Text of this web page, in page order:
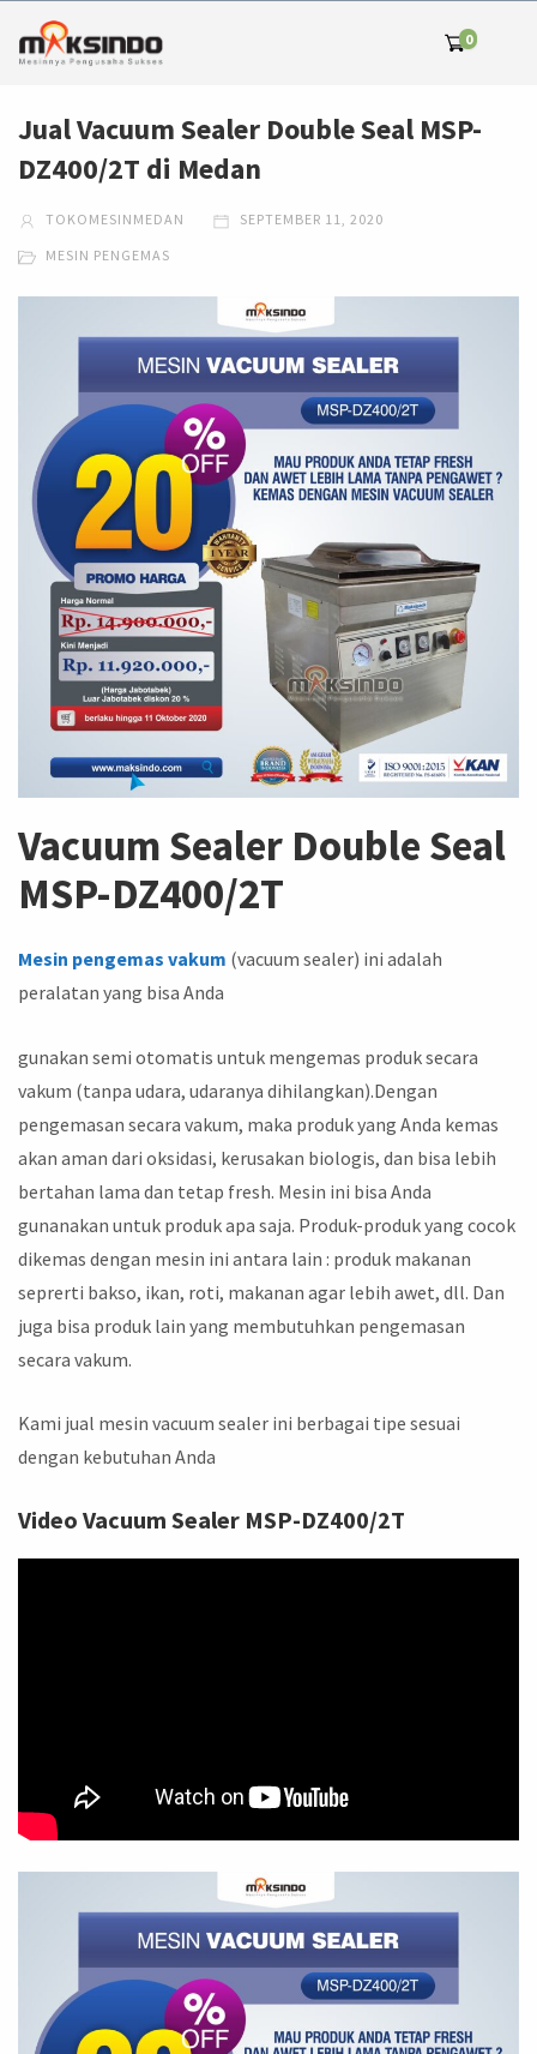
0
Jual Vacuum Sealer Double Seal MSP-
DZ400/2T di Medan
TOKOMESINMEDAN SEPTEMBER 11, 2020
MESIN PENGEMAS
Vacuum Sealer Double Seal
MSP-DZ400/2T
Mesin pengemas vakum (vacuum sealer) ini adalah
peralatan yang bisa Anda
gunakan semi otomatis untuk mengemas produk secara
vakum (tanpa udara, udaranya dihilangkan).Dengan
pengemasan secara vakum, maka produk yang Anda kemas
akan aman dari oksidasi, kerusakan biologis, dan bisa lebih
bertahan lama dan tetap fresh. Mesin ini bisa Anda
gunanakan untuk produk apa saja. Produk-produk yang cocok
dikemas dengan mesin ini antara lain : produk makanan
seprerti bakso, ikan, roti, makanan agar lebih awet, dll. Dan
juga bisa produk lain yang membutuhkan pengemasan
secara vakum.
Kami jual mesin vacuum sealer ini berbagai tipe sesuai
dengan kebutuhan Anda
Video Vacuum Sealer MSP-DZ400/2T